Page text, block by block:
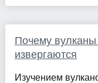
Почему
извергаются
Изучением